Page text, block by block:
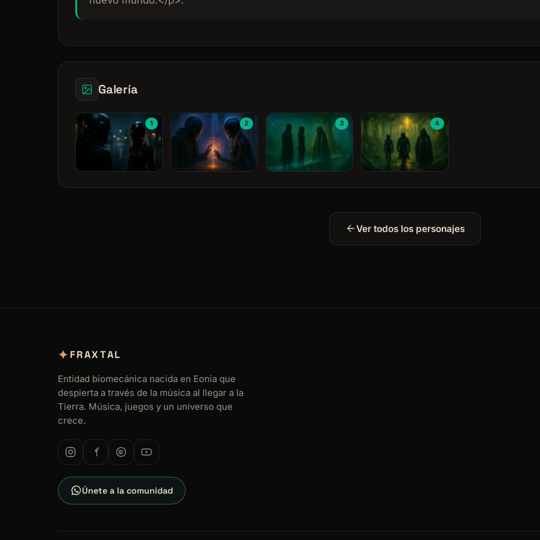
Galería
1 2 3 4
Ver todos los personajes
✦ FRAXTAL
Entidad biomecánica nacida en Eonia que
despierta a través de la música al llegar a la
Tierra. Música, juegos y un universo que
crece.
Únete a la comunidad